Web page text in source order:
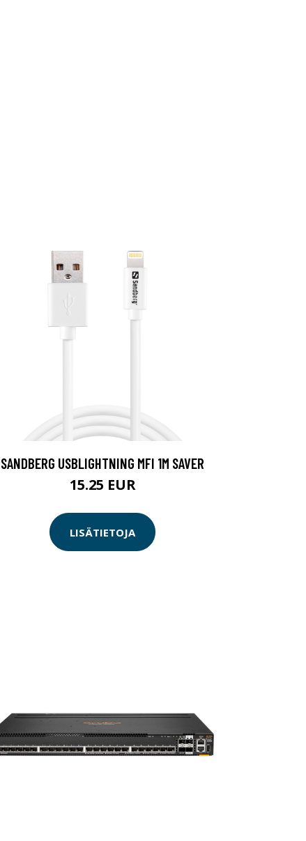
SANDBERG USBLIGHTNING MFI 1M SAVER
15.25 EUR
LISÄTIETOJA